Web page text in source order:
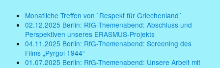
Monatliche Treffen von `Respekt für Griechenland´
02.12.2025 Berlin: RfG-Themenabend: Abschluss und
Perspektiven unseres ERASMUS-Projekts
04.11.2025 Berlin: RfG-Themenabend: Screening des
Films „Pyrgoi 1944“
01.07.2025 Berlin: RfG-Themenabend: Unsere Arbeit mit